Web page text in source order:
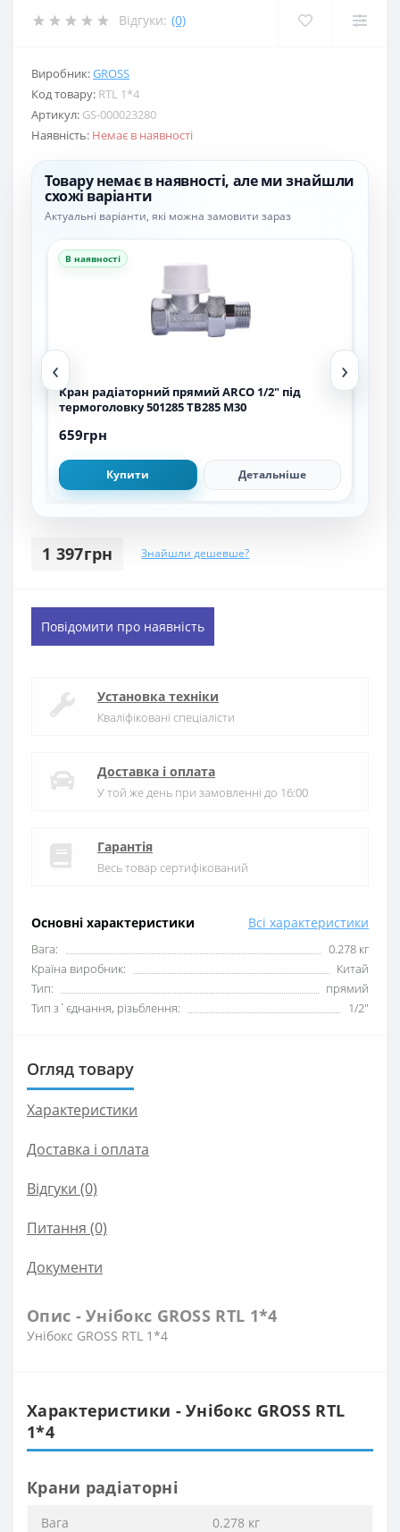
Відгуки: (0)
Виробник:GROSS
Код товару: RTL 1*4
Артикул: GS-000023280
Наявність: Немає в наявності
Товару немає в наявності, але ми знайшли
схожі варіанти
Актуальні варіанти, які можна замовити зараз
‹
В наявності
Кран радіаторний прямий ARCO 1/2″ під
термоголовку 501285 TB285 M30
659грн
Купити Детальніше
›
1 397грн Знайшли дешевше?
Основні характеристики Всі характеристики
Вага:
0.278 кг
Країна виробник:
Китай
Тип:
прямий
Тип з`єднання, різьблення:
1/2″
Повідомити про наявність
Установка техніки
Кваліфіковані спеціалісти
Доставка і оплата
У той же день при замовленні до 16:00
Гарантія
Весь товар сертифікований
Огляд товару
Характеристики
Доставка і оплата
Відгуки (0)
Питання (0)
Документи
Опис - Унібокс GROSS RTL 1*4
Унібокс GROSS RTL 1*4
Характеристики - Унібокс GROSS RTL
1*4
Крани радіаторні
Вага 0.278 кг